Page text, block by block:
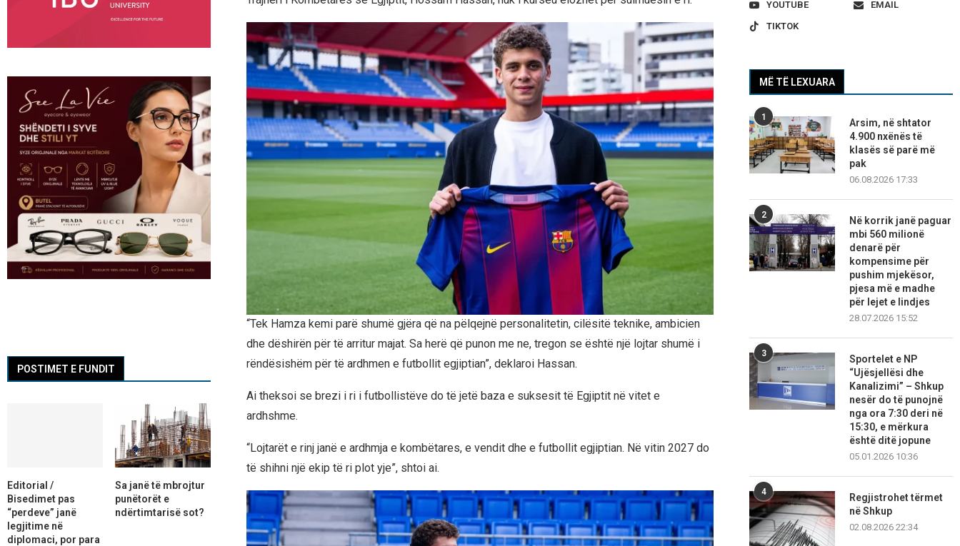
“Tek Hamza kemi parë shumë gjëra që na pëlqejnë personalitetin, cilësitë teknike, ambicien
dhe dëshirën për të arritur majat. Sa herë që punon me ne, tregon se është një lojtar shumë i
rëndësishëm për të ardhmen e futbollit egjiptian”, deklaroi Hassan.
Ai theksoi se brezi i ri i futbollistëve do të jetë baza e suksesit të Egjiptit në vitet e
ardhshme.
“Lojtarët e rinj janë e ardhmja e kombëtares, e vendit dhe e futbollit egjiptian. Në vitin 2027 do
të shihni një ekip të ri plot yje”, shtoi ai.
YOUTUBE
EMAIL
TIKTOK
MË TË LEXUARA
1
Arsim, në shtator
4.900 nxënës të
klasës së parë më
pak
06.08.2026 17:33
2
Në korrik janë paguar
mbi 560 milionë
denarë për
kompensime për
pushim mjekësor,
pjesa më e madhe
për lejet e lindjes
28.07.2026 15:52
3
Sportelet e NP
“Ujësjellësi dhe
Kanalizimi” – Shkup
nesër do të punojnë
nga ora 7:30 deri në
15:30, e mërkura
është ditë jopune
05.01.2026 10:36
4
Regjistrohet tërmet
në Shkup
02.08.2026 22:34
POSTIMET E FUNDIT
Editorial /
Bisedimet pas
“perdeve” janë
legjitime në
diplomaci, por para
Sa janë të mbrojtur
punëtorët e
ndërtimtarisë sot?